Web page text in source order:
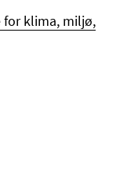
for klima, miljø,